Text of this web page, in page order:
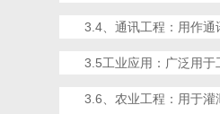
3.4、通讯工程：用作通
3.5工业应用：广泛用于
3.6、农业工程：用于灌